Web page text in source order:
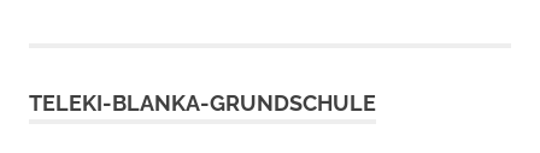
TELEKI-BLANKA-GRUNDSCHULE